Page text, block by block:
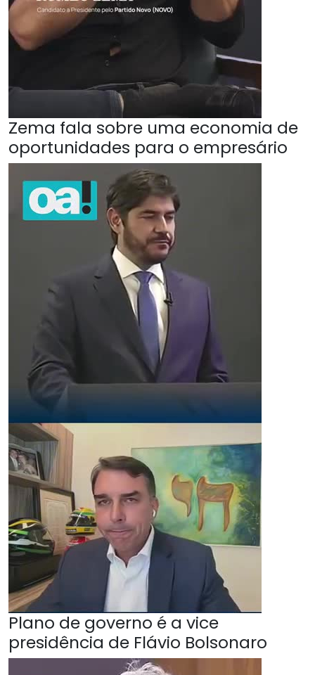
Zema fala sobre uma economia de
oportunidades para o empresário
Plano de governo é a vice
presidência de Flávio Bolsonaro